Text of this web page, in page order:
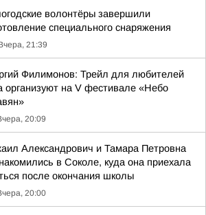
волонтёры завершили
специального снаряжения
21:39
Филимонов: Трейл для любителей
организуют на V фестивале «Небо
20:09
Александрович и Тамара Петровна
в Соколе, куда она приехала
после окончания школы
20:00